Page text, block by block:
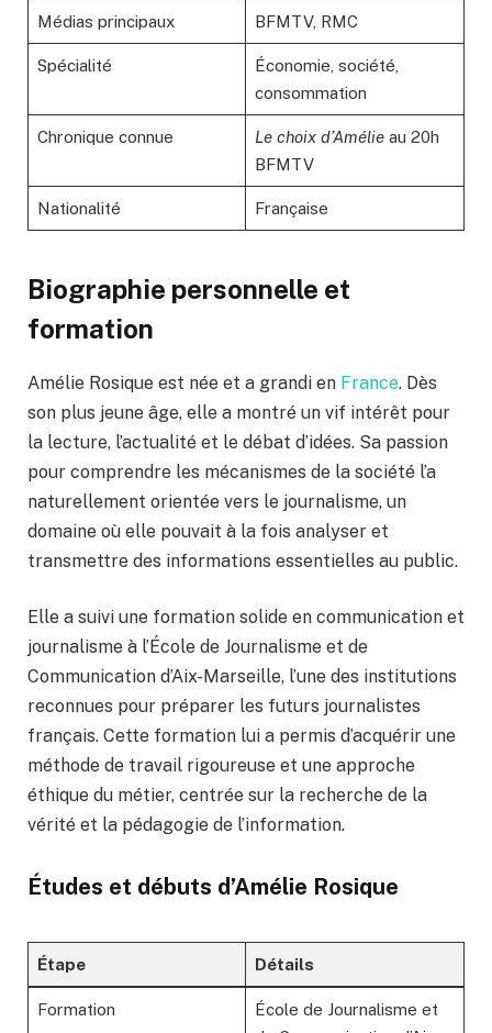
Médias principaux BFMTV, RMC
Spécialité
Économie, société,
consommation
Chronique connue Le choix d’Amélieau 20h
BFMTV
Nationalité Française
Biographie personnelle et
formation
Amélie Rosique est née et a grandi en France. Dès
son plus jeune âge, elle a montré un vif intérêt pour
la lecture, l’actualité et le débat d’idées. Sa passion
pour comprendre les mécanismes de la société l’a
naturellement orientée vers le journalisme, un
domaine où elle pouvait à la fois analyser et
transmettre des informations essentielles au public.
Elle a suivi une formation solide en communication et
journalisme à l’École de Journalisme et de
Communication d’Aix-Marseille, l’une des institutions
reconnues pour préparer les futurs journalistes
français. Cette formation lui a permis d’acquérir une
méthode de travail rigoureuse et une approche
éthique du métier, centrée sur la recherche de la
vérité et la pédagogie de l’information.
Études et débuts d’Amélie Rosique
Étape Détails
Formation
École de Journalisme et